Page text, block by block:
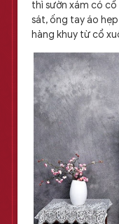
thì sườn xám có
sát, ống tay áo
hàng khuy từ cổ